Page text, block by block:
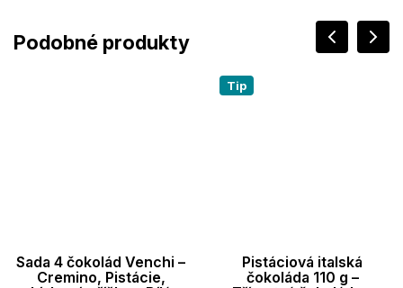
Sada 4 čokolád Venchi –
Cremino, Pistácie,
Tip
Pistáciová italská
čokoláda 110 g –